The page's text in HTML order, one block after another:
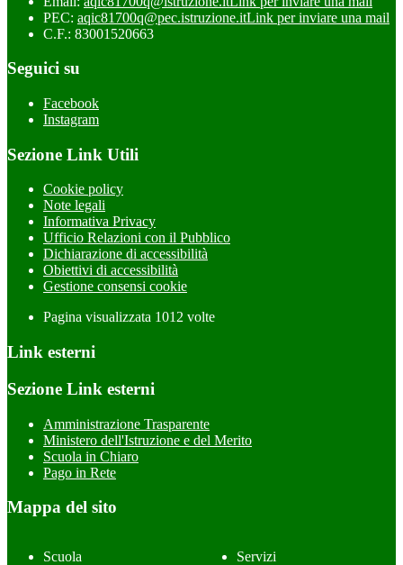
PEC: aqic81700q@pec.istruzione.itLink per inviare una mail
C.F.: 83001520663
Seguici su
Facebook
Instagram
Sezione Link Utili
Cookie policy
Note legali
Informativa Privacy
Ufficio Relazioni con il Pubblico
Dichiarazione di accessibilità
Obiettivi di accessibilità
Gestione consensi cookie
Pagina visualizzata 1012 volte
Link esterni
Sezione Link esterni
Amministrazione Trasparente
Ministero dell'Istruzione e del Merito
Scuola in Chiaro
Pago in Rete
Mappa del sito
Scuola
Servizi